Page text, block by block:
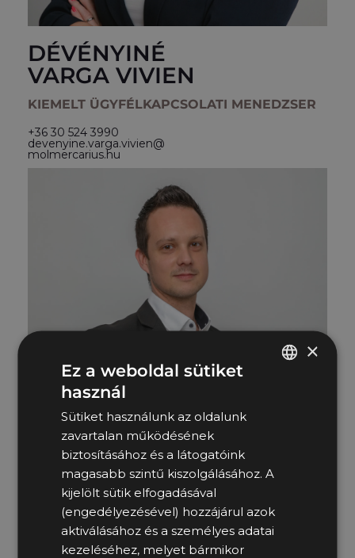
DÉVÉNYINÉ
VARGA VIVIEN
KIEMELT ÜGYFÉLKAPCSOLATI MENEDZSER
+36 30 524 3990
devenyine.varga.vivien@
molmercarius.hu
FARKAS
TAMÁS
ÉRTÉKESÍTÉSI MENEDZSER
×
Ez a weboldal sütiket
használ
Sütiket használunk az oldalunk
zavartalan működésének
biztosításához és a látogatóink
magasabb szintű kiszolgálásához. A
kijelölt sütik elfogadásával
(engedélyezésével) hozzájárul azok
aktiválásához és a személyes adatai
kezeléséhez, melyet bármikor